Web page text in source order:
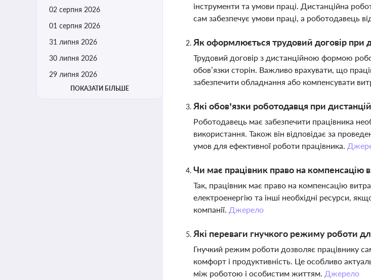
02 серпня 2026
01 серпня 2026
31 липня 2026
30 липня 2026
29 липня 2026
ПОКАЗАТИ БІЛЬШЕ
інструменти та умови праці. Дистанційна
сам забезпечує умови праці, а роботодавець
Як оформлюється трудовий договір при
Трудовий договір з дистанційною формою
обов’язки сторін. Важливо врахувати, що
забезпечити обладнання або компенсувати
Які обов’язки роботодавця при
Роботодавець має забезпечити працівника
використання. Також він відповідає за
умов для ефективної роботи працівника.
Чи має працівник право на компенсацію
Так, працівник має право на компенсацію
електроенергію та інші необхідні ресурси,
компанії. Джерело
Які переваги гнучкого режиму роботи
Гнучкий режим роботи дозволяє працівнику
комфорт і продуктивність. Це особливо
між роботою і особистим життям. Джерело